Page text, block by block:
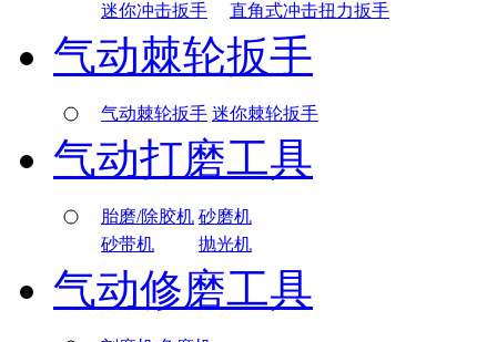
迷你冲击扳手 直角式冲击扭力扳手
气动棘轮扳手
气动棘轮扳手 迷你棘轮扳手
气动打磨工具
胎磨/除胶机 砂磨机
砂带机
抛光机
气动修磨工具